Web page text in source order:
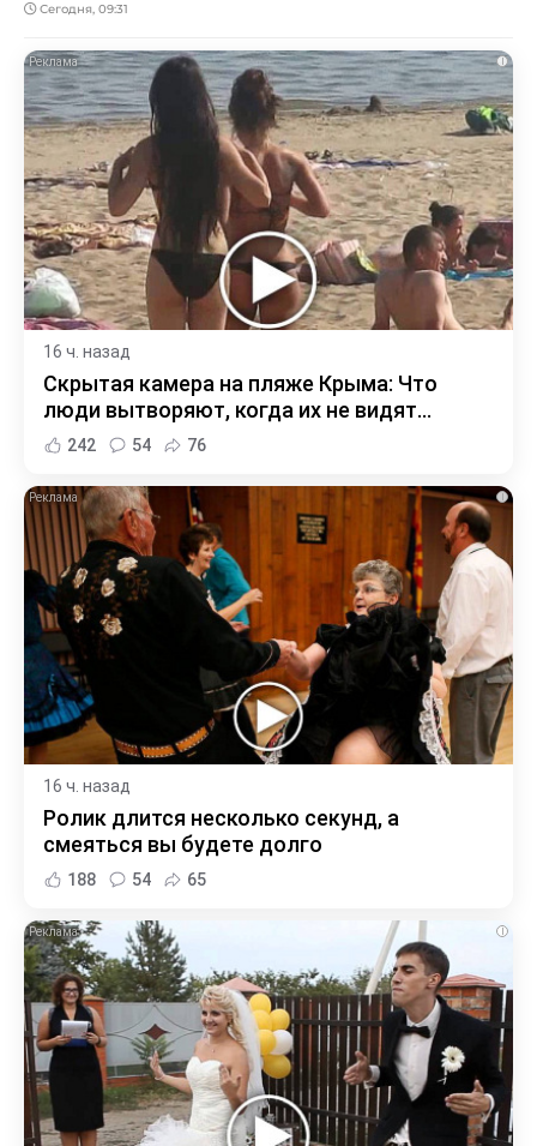
Сегодня, 09:31
i
16 ч. назад
Скрытая камера на пляже Крыма: Что
люди вытворяют, когда их не видят...
242 54 76
i
16 ч. назад
Ролик длится несколько секунд, а
смеяться вы будете долго
188 54 65
i